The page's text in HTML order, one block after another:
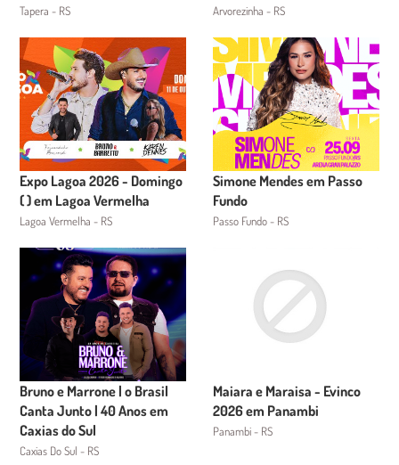
Tapera - RS Arvorezinha - RS
Expo Lagoa 2026 - Domingo
( ) em Lagoa Vermelha
Lagoa Vermelha - RS
Simone Mendes em Passo
Fundo
Passo Fundo - RS
Bruno e Marrone | o Brasil
Canta Junto | 40 Anos em
Caxias do Sul
Caxias Do Sul - RS
Maiara e Maraisa - Evinco
2026 em Panambi
Panambi - RS